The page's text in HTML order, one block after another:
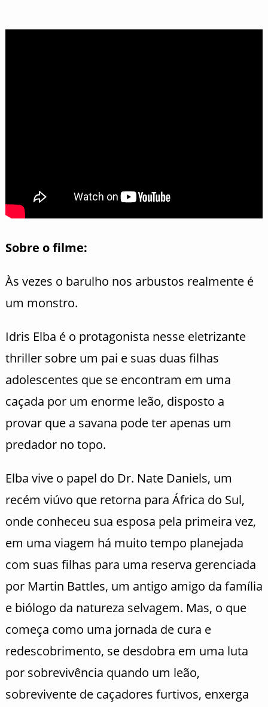
Sobre o filme:
Às vezes o barulho nos arbustos realmente é
um monstro.
Idris Elba é o protagonista nesse eletrizante
thriller sobre um pai e suas duas filhas
adolescentes que se encontram em uma
caçada por um enorme leão, disposto a
provar que a savana pode ter apenas um
predador no topo.
Elba vive o papel do Dr. Nate Daniels, um
recém viúvo que retorna para África do Sul,
onde conheceu sua esposa pela primeira vez,
em uma viagem há muito tempo planejada
com suas filhas para uma reserva gerenciada
por Martin Battles, um antigo amigo da família
e biólogo da natureza selvagem. Mas, o que
começa como uma jornada de cura e
redescobrimento, se desdobra em uma luta
por sobrevivência quando um leão,
sobrevivente de caçadores furtivos, enxerga